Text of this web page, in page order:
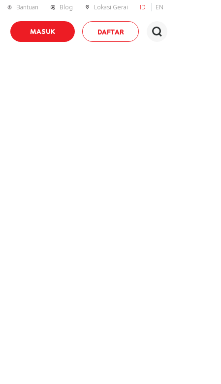
Bantuan Blog Lokasi Gerai ID EN
MASUK DAFTAR